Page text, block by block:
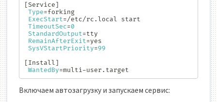
[Service]
Type=forking
ExecStart=/etc/rc.local start
TimeoutSec=0
StandardOutput=tty
RemainAfterExit=yes
SysVStartPriority=99
[Install]
WantedBy=multi-user.target
Включаем автозагрузку и запускаем сервис: